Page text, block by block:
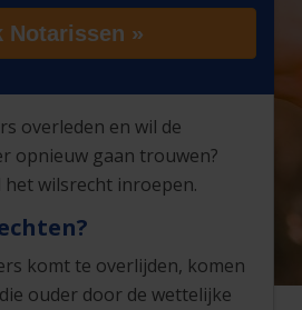
Notarissen »
overleden en wil de
opnieuw gaan trouwen?
wilsrecht inroepen.
komt te overlijden, komen
ouder door de wettelijke